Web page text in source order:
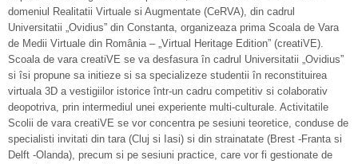
domeniul Realitatii Virtuale si Augmentate (CeRVA), din cadrul
Universitatii „Ovidius” din Constanta, organizeaza prima Scoala de Vara
de Medii Virtuale din România – „Virtual Heritage Edition” (creatiVE).
Scoala de vara creatiVE se va desfasura în cadrul Universitatii „Ovidius”
si îsi propune sa initieze si sa specializeze studentii în reconstituirea
virtuala 3D a vestigiilor istorice într-un cadru competitiv si colaborativ
deopotriva, prin intermediul unei experiente multi-culturale. Activitatile
Scolii de vara creatiVE se vor concentra pe sesiuni teoretice, conduse de
specialisti invitati din tara (Cluj si Iasi) si din strainatate (Brest -Franta si
Delft -Olanda), precum si pe sesiuni practice, care vor fi gestionate de